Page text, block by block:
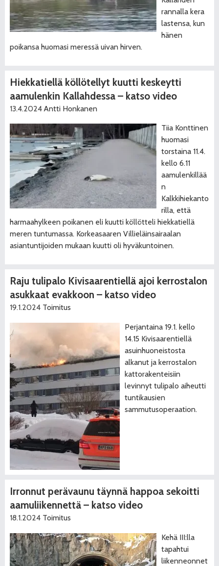
rannalla kera
lastensa, kun
hänen
poikansa huomasi meressä uivan hirven.
Hiekkatiellä köllötellyt kuutti keskeytti
aamulenkin Kallahdessa – katso video
13.4.2024 Antti Honkanen
Tiia Konttinen
huomasi
torstaina 11.4.
kello 6.11
aamulenkillää
n
Kalkkihiekanto
rilla, että
harmaahylkeen poikanen eli kuutti köllötteli hiekkatiellä
meren tuntumassa. Korkeasaaren Villieläinsairaalan
asiantuntijoiden mukaan kuutti oli hyväkuntoinen.
Raju tulipalo Kivisaarentiellä ajoi kerrostalon
asukkaat evakkoon – katso video
19.1.2024 Toimitus
Perjantaina 19.1. kello
14.15 Kivisaarentiellä
asuinhuoneistosta
alkanut ja kerrostalon
kattorakenteisiin
levinnyt tulipalo aiheutti
tuntikausien
sammutusoperaation.
Irronnut perävaunu täynnä happoa sekoitti
aamuliikennettä – katso video
18.1.2024 Toimitus
Kehä III:lla
tapahtui
liikenneonnet